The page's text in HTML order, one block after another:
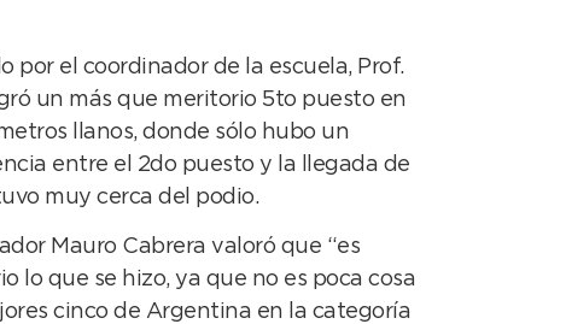
por el coordinador de la escuela, Prof.
un más que meritorio 5to puesto en
llanos, donde sólo hubo un
entre el 2do puesto y la llegada de
muy cerca del podio.
Mauro Cabrera valoró que “es
lo que se hizo, ya que no es poca cosa
cinco de Argentina en la categoría